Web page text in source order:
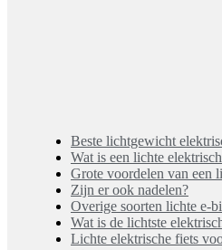
Beste lichtgewicht
Wat is een lichte
Grote voordelen van een
Zijn er ook nadelen?
Overige soorten lichte e-
Wat is de lichtste
Lichte elektrische fiets